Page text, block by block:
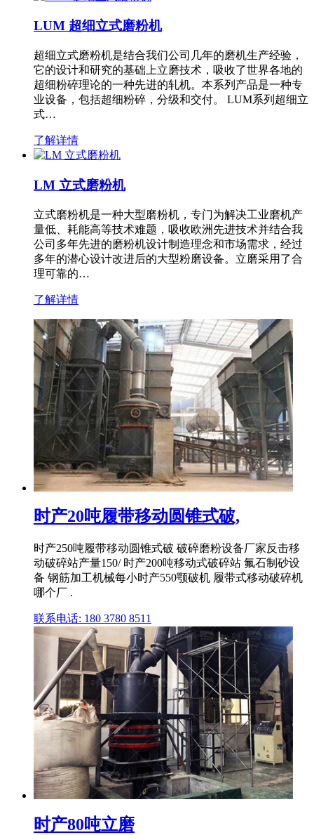
LUM 超细立式磨粉机
超细立式磨粉机是结合我们公司几年的磨机生产经验，
它的设计和研究的基础上立磨技术，吸收了世界各地的
超细粉碎理论的一种先进的轧机。本系列产品是一种专
业设备，包括超细粉碎，分级和交付。 LUM系列超细立
式…
了解详情
LM 立式磨粉机
立式磨粉机是一种大型磨粉机，专门为解决工业磨机产
量低、耗能高等技术难题，吸收欧洲先进技术并结合我
公司多年先进的磨粉机设计制造理念和市场需求，经过
多年的潜心设计改进后的大型粉磨设备。立磨采用了合
理可靠的…
了解详情
时产20吨履带移动圆锥式破,
时产250吨履带移动圆锥式破 破碎磨粉设备厂家反击移
动破碎站产量150/ 时产200吨移动式破碎站 氟石制砂设
备 钢筋加工机械每小时产550颚破机 履带式移动破碎机
哪个厂 .
联系电话: 180 3780 8511
时产80吨立磨